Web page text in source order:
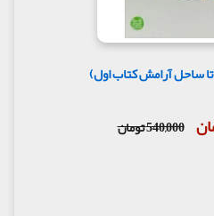
ساحل آرامش کتاب اول)
540,000 تومان